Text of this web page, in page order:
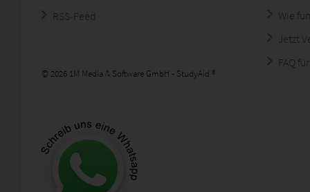
RSS-Feed
© 2026 1M Media & Software GmbH - StudyAid ®
Wie
Jetzt
FAQ